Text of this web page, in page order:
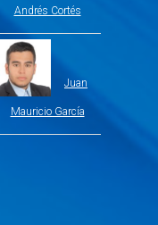
Andrés Cortés
Juan
Mauricio García